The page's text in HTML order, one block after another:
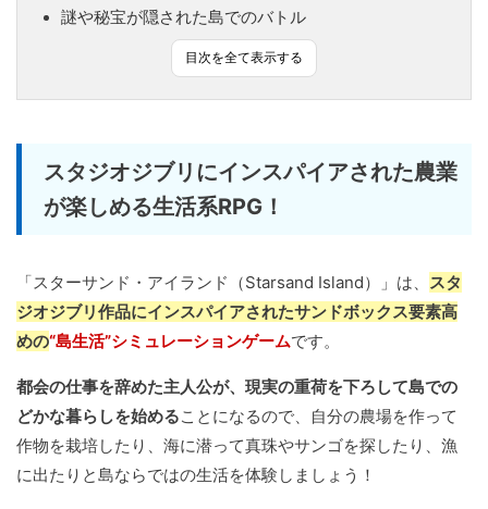
謎や秘宝が隠された島でのバトル
目次を全て表示する
スタジオジブリにインスパイアされた農業
が楽しめる生活系RPG！
「スターサンド・アイランド（Starsand Island）」は、 スタ
ジオジブリ作品にインスパイアされたサンドボックス要素高
めの“島生活”シミュレーションゲームです。
都会の仕事を辞めた主人公が、現実の重荷を下ろして島での
どかな暮らしを始めることになるので、自分の農場を作って
作物を栽培したり、海に潜って真珠やサンゴを探したり、漁
に出たりと島ならではの生活を体験しましょう！